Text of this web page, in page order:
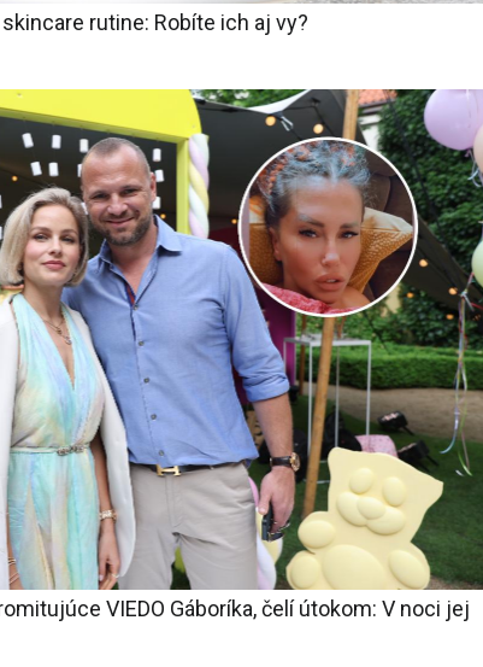
rutine: Robíte ich aj vy?
VIEDO Gáboríka, čelí útokom: V noci jej